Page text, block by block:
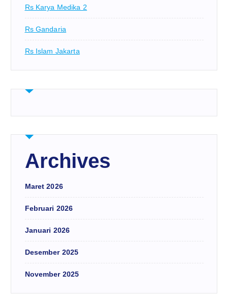
Rs Karya Medika 2
Rs Gandaria
Rs Islam Jakarta
Archives
Maret 2026
Februari 2026
Januari 2026
Desember 2025
November 2025